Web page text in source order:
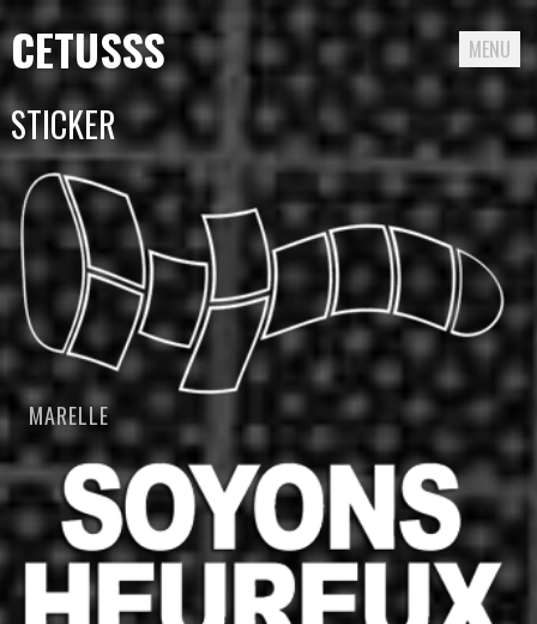
CETUSSS MENU
Passer
directement
au
contenu
STICKER
MARELLE